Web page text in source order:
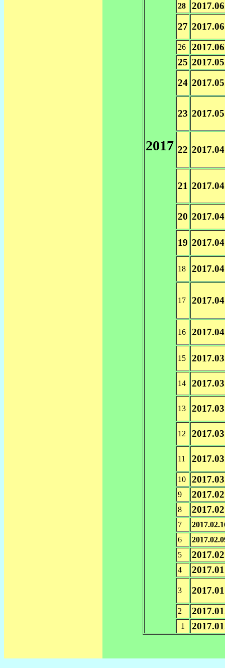
2017
28
27
26
25
24
23
22
21
20
19
18
17
16
15
14
13
12
11
10
9
8
7
6
5
4
3
2
1